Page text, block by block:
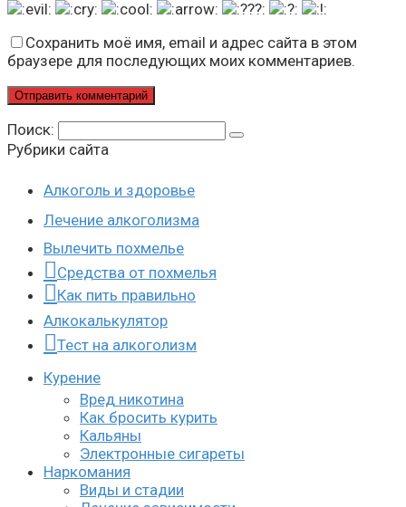
Сохранить моё имя, email и адрес сайта в этом
браузере для последующих моих комментариев.
Поиск:
Рубрики сайта
Алкоголь и здоровье
Лечение алкоголизма
Вылечить похмелье
Средства от похмелья
Как пить правильно
Алкокалькулятор
Тест на алкоголизм
Курение
Вред никотина
Как бросить курить
Кальяны
Электронные сигареты
Наркомания
Виды и стадии